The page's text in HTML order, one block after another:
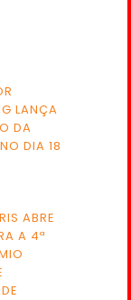
LANÇA
DA
DIA 18
ABRE
A 4ª